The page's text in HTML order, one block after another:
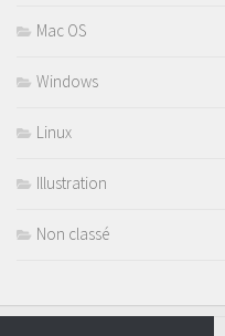
Mac OS
Windows
Linux
Illustration
Non classé